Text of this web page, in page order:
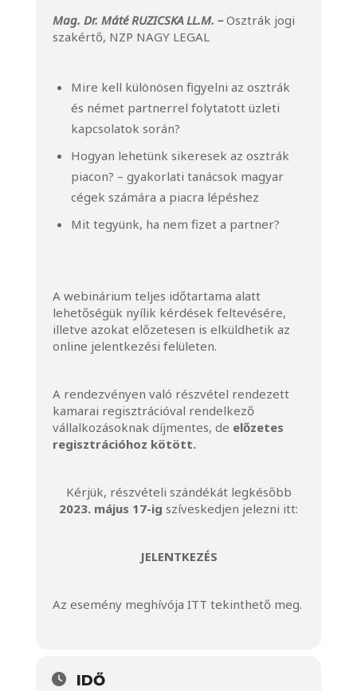
Mag. Dr. Máté RUZICSKA LL.M. –Osztrák jogi
szakértő, NZP NAGY LEGAL
Mire kell különösen figyelni az osztrák
és német partnerrel folytatott üzleti
kapcsolatok során?
Hogyan lehetünk sikeresek az osztrák
piacon? – gyakorlati tanácsok magyar
cégek számára a piacra lépéshez
Mit tegyünk, ha nem fizet a partner?
A webinárium teljes időtartama alatt
lehetőségük nyílik kérdések feltevésére,
illetve azokat előzetesen is elküldhetik az
online jelentkezési felületen.
A rendezvényen való részvétel rendezett
kamarai regisztrációval rendelkező
vállalkozásoknak díjmentes, de előzetes
regisztrációhoz kötött.
Kérjük, részvételi szándékát legkésőbb
2023. május 17-ig szíveskedjen jelezni itt:
JELENTKEZÉS
Az esemény meghívója ITT tekinthető meg.
IDŐ